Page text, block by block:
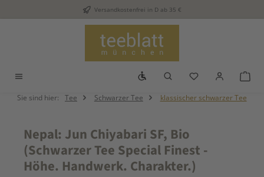
Zum Hauptinhalt springenVersandkostenfrei in D ab 35 €
Werkzeugleiste anzeigen
Du hast 0
Sie sind hier: Tee Schwarzer Tee klassischer schwarzer Tee
Nepal: Jun Chiyabari SF, Bio
(Schwarzer Tee Special Finest -
Höhe. Handwerk. Charakter.)